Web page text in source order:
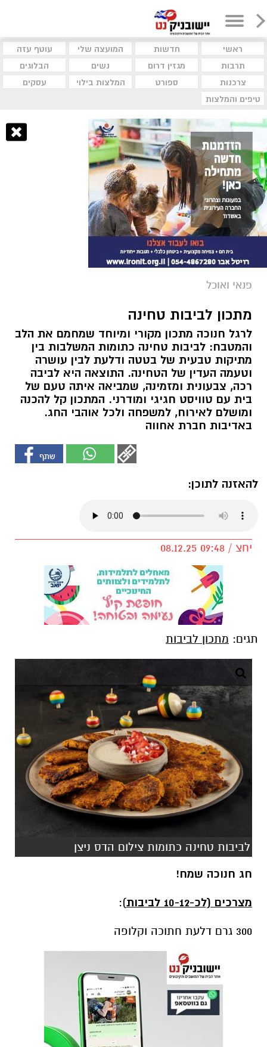
ראשי חדשות המועצה שלי
עוטף עזה
תרבות
מגזין דרום נשים
הבלוגים
צרכנות
ספורט המלצות בילוי
עסקים
טיפים והמלצות
פנאי ואוכל
מתכון לביבות טחינה
לרגל חנוכה מתכון מקורי ומיוחד שמחמם את הלב
והמטבח: לביבות טחינה כתומות המשלבות בין
מתיקות טבעית של בטטה ודלעת לבין עושרה
וטעמה העדין של הטחינה. התוצאה היא לביבה
רכה, צבעונית ומזמינה, שמביאה איתה טעם של
בית עם טוויסט חגיגי ומודרני. המתכון קל להכנה
ומושלם לאירוח, למשפחה ולכל אוהבי החג.
באדיבות חברת אחווה
להאזנה לתוכן:
יחצ / 09:48 08.12.25
תגים: מתכון לביבות
לביבות טחינה כתומות צילום הדס ניצן
חג חנוכה שמח!
מצרכים (לכ-10-12 לביבות
):
300 גרם דלעת חתוכה וקלופה